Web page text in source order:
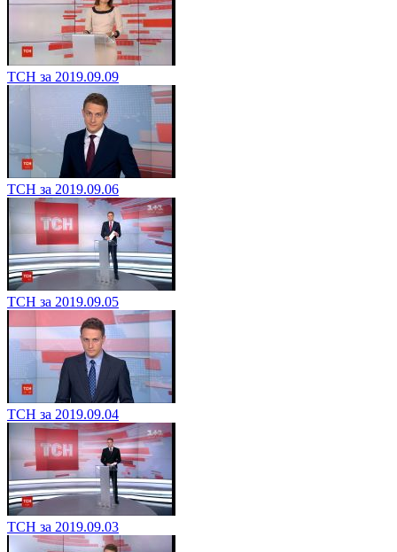
ТСН за 2019.09.09
ТСН за 2019.09.06
ТСН за 2019.09.05
ТСН за 2019.09.04
ТСН за 2019.09.03